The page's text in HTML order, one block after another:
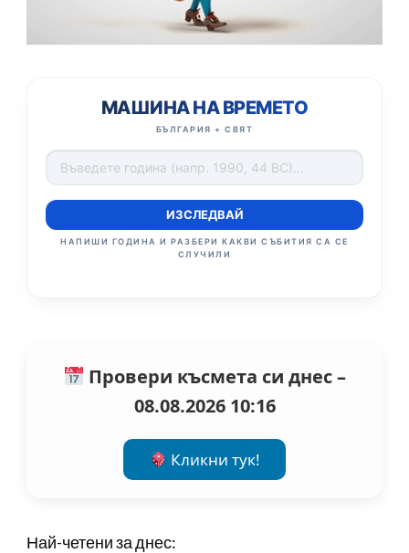
МАШИНА НА ВРЕМЕТО
БЪЛГАРИЯ + СВЯТ
ИЗСЛЕДВАЙ
НАПИШИ ГОДИНА И РАЗБЕРИ КАКВИ СЪБИТИЯ СА СЕ
СЛУЧИЛИ
Провери късмета си днес –
08.08.2026 10:16
Кликни тук!
Най-четени за днес: